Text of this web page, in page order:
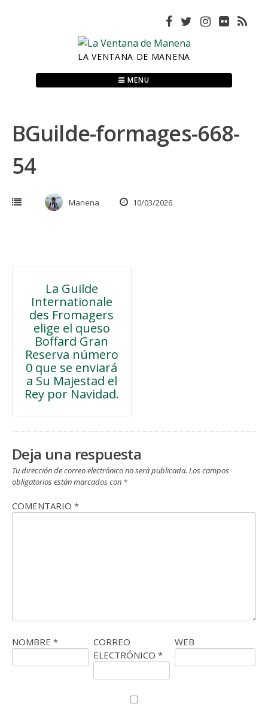
LA VENTANA DE MANENA
MENU
BGuilde-formages-668-
54
Manena 10/03/2026
Navegación
de
entradas
La Guilde
Internationale
des Fromagers
elige el queso
Boffard Gran
Reserva número
0 que se enviará
a Su Majestad el
Rey por Navidad.
Deja una respuesta
Tu dirección de correo electrónico no será publicada. Los campos
obligatorios están marcados con *
COMENTARIO *
NOMBRE *
CORREO
ELECTRÓNICO *
WEB